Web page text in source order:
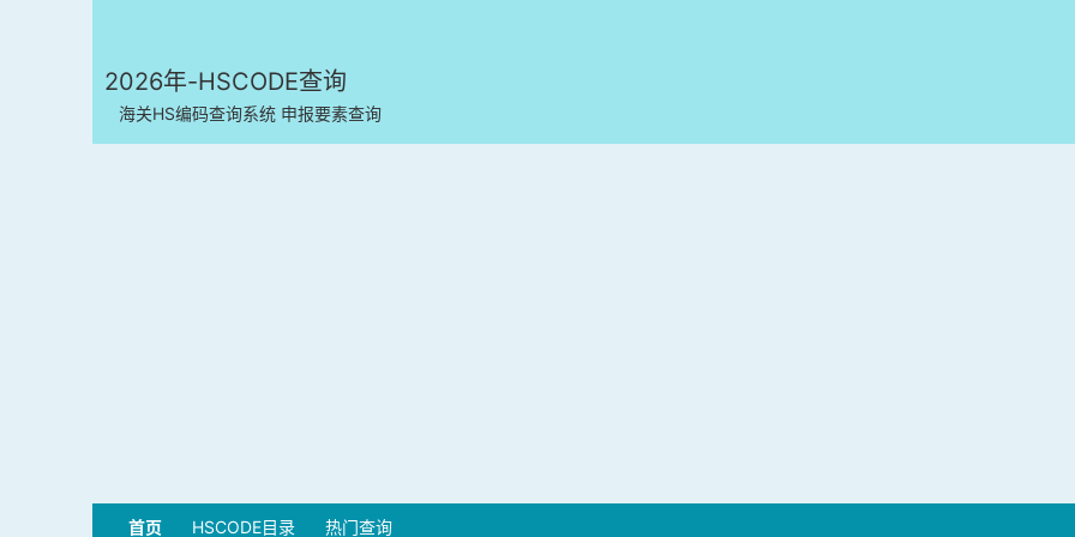
2026年-HSCODE查询
海关HS编码查询系统 申报要素查询
首页 HSCODE目录 热门查询